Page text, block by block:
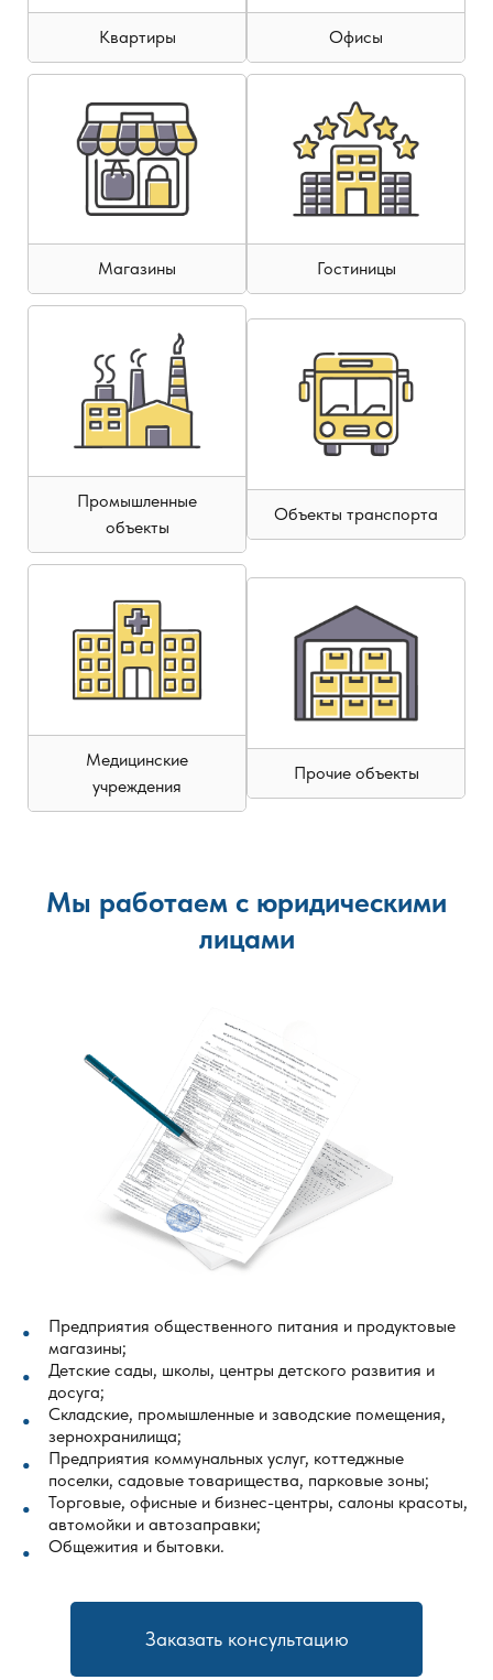
Квартиры Офисы
Магазины Гостиницы
Промышленные
объекты
Объекты транспорта
Медицинские
учреждения
Прочие объекты
Мы работаем с юридическими
лицами
Предприятия общественного питания и продуктовые
магазины;
Детские сады, школы, центры детского развития и
досуга;
Складские, промышленные и заводские помещения,
зернохранилища;
Предприятия коммунальных услуг, коттеджные
поселки, садовые товарищества, парковые зоны;
Торговые, офисные и бизнес-центры, салоны красоты,
автомойки и автозаправки;
Общежития и бытовки.
Заказать консультацию